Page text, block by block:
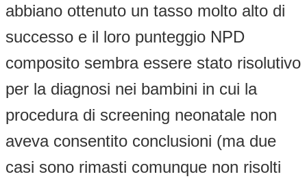
abbiano ottenuto un tasso molto alto di
successo e il loro punteggio NPD
composito sembra essere stato risolutivo
per la diagnosi nei bambini in cui la
procedura di screening neonatale non
aveva consentito conclusioni (ma due
casi sono rimasti comunque non risolti